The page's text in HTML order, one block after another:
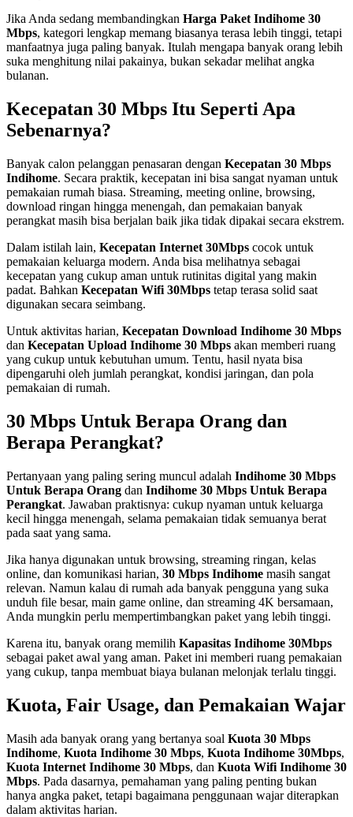
Jika Anda sedang membandingkan Harga Paket Indihome 30
Mbps, kategori lengkap memang biasanya terasa lebih tinggi, tetapi
manfaatnya juga paling banyak. Itulah mengapa banyak orang lebih
suka menghitung nilai pakainya, bukan sekadar melihat angka
bulanan.
Kecepatan 30 Mbps Itu Seperti Apa
Sebenarnya?
Banyak calon pelanggan penasaran dengan Kecepatan 30 Mbps
Indihome. Secara praktik, kecepatan ini bisa sangat nyaman untuk
pemakaian rumah biasa. Streaming, meeting online, browsing,
download ringan hingga menengah, dan pemakaian banyak
perangkat masih bisa berjalan baik jika tidak dipakai secara ekstrem.
Dalam istilah lain, Kecepatan Internet 30Mbps cocok untuk
pemakaian keluarga modern. Anda bisa melihatnya sebagai
kecepatan yang cukup aman untuk rutinitas digital yang makin
padat. Bahkan Kecepatan Wifi 30Mbps tetap terasa solid saat
digunakan secara seimbang.
Untuk aktivitas harian, Kecepatan Download Indihome 30 Mbps
dan Kecepatan Upload Indihome 30 Mbps akan memberi ruang
yang cukup untuk kebutuhan umum. Tentu, hasil nyata bisa
dipengaruhi oleh jumlah perangkat, kondisi jaringan, dan pola
pemakaian di rumah.
30 Mbps Untuk Berapa Orang dan
Berapa Perangkat?
Pertanyaan yang paling sering muncul adalah Indihome 30 Mbps
Untuk Berapa Orang dan Indihome 30 Mbps Untuk Berapa
Perangkat. Jawaban praktisnya: cukup nyaman untuk keluarga
kecil hingga menengah, selama pemakaian tidak semuanya berat
pada saat yang sama.
Jika hanya digunakan untuk browsing, streaming ringan, kelas
online, dan komunikasi harian, 30 Mbps Indihome masih sangat
relevan. Namun kalau di rumah ada banyak pengguna yang suka
unduh file besar, main game online, dan streaming 4K bersamaan,
Anda mungkin perlu mempertimbangkan paket yang lebih tinggi.
Karena itu, banyak orang memilih Kapasitas Indihome 30Mbps
sebagai paket awal yang aman. Paket ini memberi ruang pemakaian
yang cukup, tanpa membuat biaya bulanan melonjak terlalu tinggi.
Kuota, Fair Usage, dan Pemakaian Wajar
Masih ada banyak orang yang bertanya soal Kuota 30 Mbps
Indihome, Kuota Indihome 30 Mbps, Kuota Indihome 30Mbps,
Kuota Internet Indihome 30 Mbps, dan Kuota Wifi Indihome 30
Mbps. Pada dasarnya, pemahaman yang paling penting bukan
hanya angka paket, tetapi bagaimana penggunaan wajar diterapkan
dalam aktivitas harian.